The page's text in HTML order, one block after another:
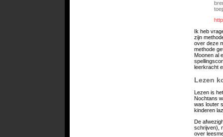
Ik heb
zijn
over deze
methode
Moonen al
leerkracht
Lezen
Lezen is
Nochtans
was louter
kinderen
De
schrijven),
over